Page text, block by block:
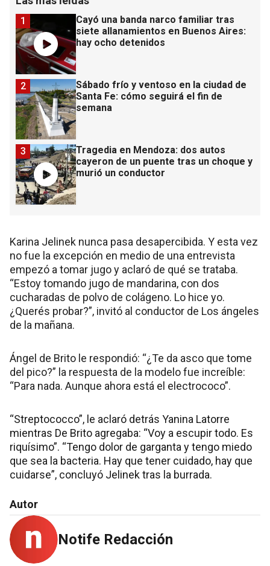
Cayó una banda narco familiar tras
siete allanamientos en Buenos Aires:
hay ocho detenidos
1
Sábado frío y ventoso en la ciudad de
Santa Fe: cómo seguirá el fin de
semana
2
Tragedia en Mendoza: dos autos
cayeron de un puente tras un choque y
murió un conductor
3
Karina Jelinek nunca pasa desapercibida. Y esta vez
no fue la excepción en medio de una entrevista
empezó a tomar jugo y aclaró de qué se trataba.
“Estoy tomando jugo de mandarina, con dos
cucharadas de polvo de colágeno. Lo hice yo.
¿Querés probar?”, invitó al conductor de Los ángeles
de la mañana.
Ángel de Brito le respondió: “¿Te da asco que tome
del pico?” la respuesta de la modelo fue increíble:
“Para nada. Aunque ahora está el electrococo”.
“Streptococco”, le aclaró detrás Yanina Latorre
mientras De Brito agregaba: “Voy a escupir todo. Es
riquísimo”. “Tengo dolor de garganta y tengo miedo
que sea la bacteria. Hay que tener cuidado, hay que
cuidarse”, concluyó Jelinek tras la burrada.
Autor
Notife Redacción